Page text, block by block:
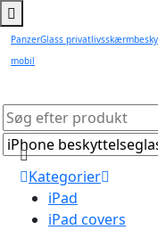
PanzerGlass
mobil
Kategorier
iPad
iPad covers